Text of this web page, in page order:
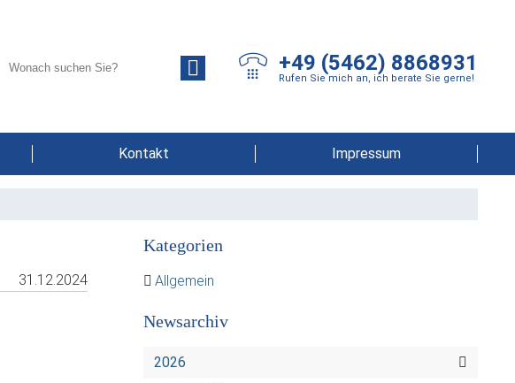
+49 (5462) 8868931
Rufen Sie mich an, ich berate Sie gerne!
Kontakt Impressum
31.12.2024
Kategorien
Allgemein
Newsarchiv
2026